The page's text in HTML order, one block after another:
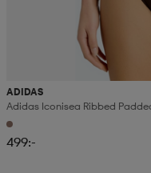
ADIDAS
Adidas Iconisea Ribbed
499:-